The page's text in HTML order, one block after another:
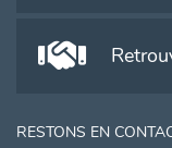
RESTONS EN